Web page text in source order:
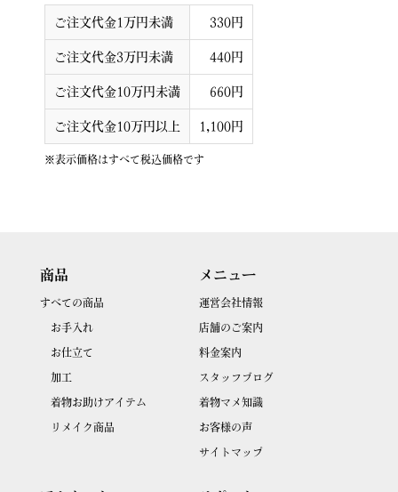
ご注文代金1万円未満 330円
ご注文代金3万円未満 440円
ご注文代金10万円未満 660円
ご注文代金10万円以上 1,100円
※表示価格はすべて税込価格です
商品
すべての商品
お手入れ
お仕立て
加工
着物お助けアイテム
リメイク商品
メニュー
運営会社情報
店舗のご案内
料金案内
スタッフブログ
着物マメ知識
お客様の声
サイトマップ